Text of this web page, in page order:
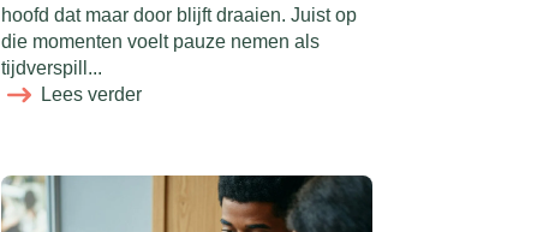
hoofd dat maar door blijft draaien. Juist op
die momenten voelt pauze nemen als
tijdverspill...
Lees verder